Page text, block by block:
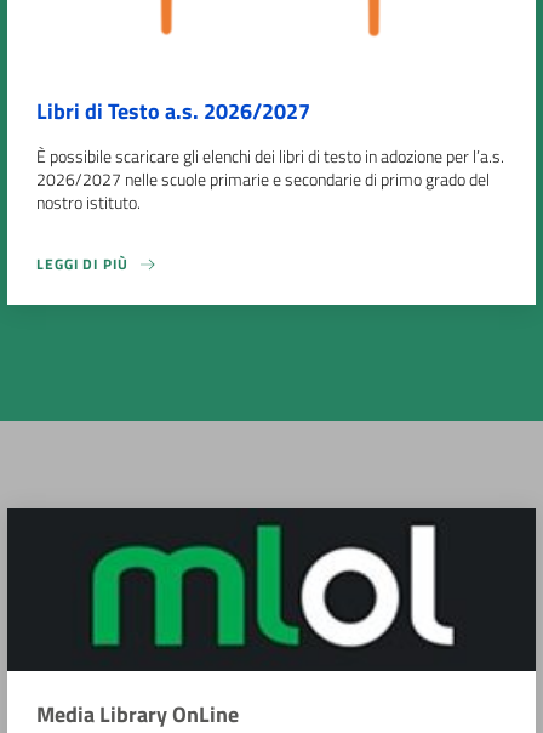
Libri di Testo a.s. 2026/2027
È possibile scaricare gli elenchi dei libri di testo in adozione per l’a.s.
2026/2027 nelle scuole primarie e secondarie di primo grado del
nostro istituto.
LEGGI DI PIÙ
Media Library OnLine